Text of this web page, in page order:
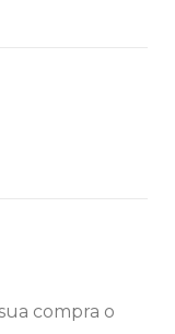
compra o